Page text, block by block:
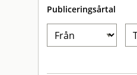
Publiceringsårtal